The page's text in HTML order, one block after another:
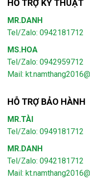
HỖ TRỢ KỸ THUẬT
MR.DANH
Tel/Zalo: 0942181712
MS.HOA
Tel/Zalo: 0942959712
Mail:
HỖ TRỢ BẢO HÀNH
MR.TÀI
Tel/Zalo: 0949181712
MR.DANH
Tel/Zalo: 0942181712
Mail: